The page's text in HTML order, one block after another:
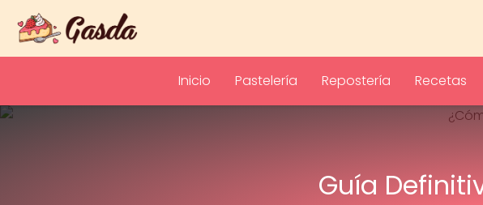
Inicio Pastelería Repostería Recetas
Guía